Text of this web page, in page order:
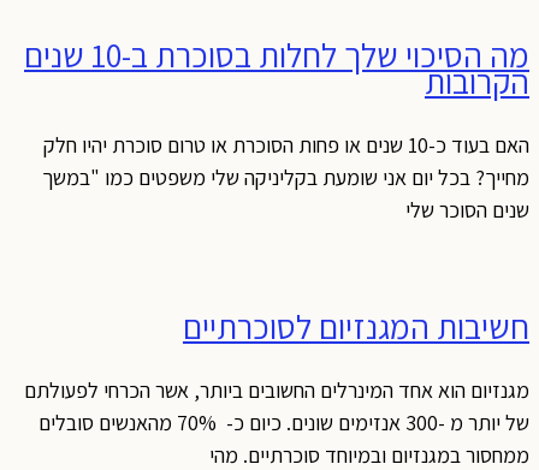
מה הסיכוי שלך לחלות בסוכרת ב-10 שנים
האם בעוד כ-10 שנים או פחות הסוכרת או טרום סוכרת יהיו חלק
בכל יום אני שומעת בקליניקה שלי משפטים כמו "במשך
הסוכר שלי
המגנזיום לסוכרתיים
הוא אחד המינרלים החשובים ביותר, אשר הכרחי לפעולתם
של יותר מ -300 אנזימים שונים. כיום כ- 70% מהאנשים סובלים
במגנזיום ובמיוחד סוכרתיים. מהי